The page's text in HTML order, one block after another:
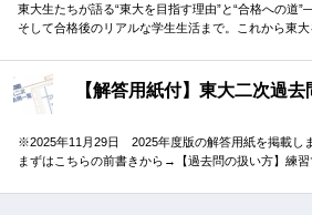
東大生たちが語る“東大を目指す理由”と“合格への道
そして合格後のリアルな学生生活まで。これから東
【解答用紙付】東大二次過去
※2025年11月29日 2025年度版の解答用紙を掲載し
まずはこちらの前書きから→【過去問の扱い方】練習